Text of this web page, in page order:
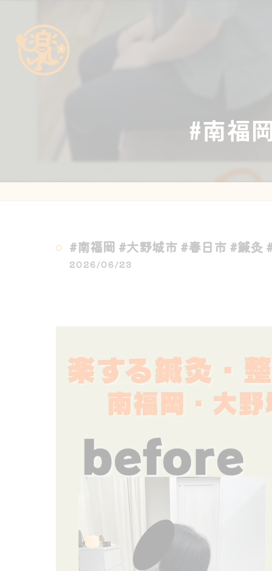
#南福
#南福岡 #大野城市 #春日市 #鍼灸
2026/06/23